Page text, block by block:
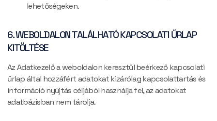
lehetőségeken.
6. WEBOLDALON TALÁLHATÓ KAPCSOLATI ŰRLAP
KITÖLTÉSE
Az Adatkezelő a weboldalon keresztül beérkező kapcsolati
űrlap által hozzáfért adatokat kizárólag kapcsolattartás és
információ nyújtás céljából használja fel, az adatokat
adatbázisban nem tárolja.